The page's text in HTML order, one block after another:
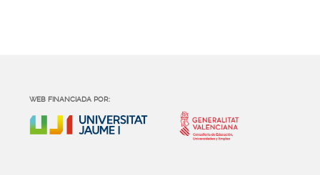
WEB FINANCIADA POR: